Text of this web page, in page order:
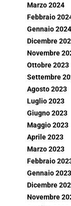
Marzo 2024
Febbraio
Gennaio 2024
Dicembre
Novembre
Ottobre 2023
Settembre
Agosto 2023
Luglio 2023
Giugno 2023
Maggio 2023
Aprile 2023
Marzo 2023
Febbraio
Gennaio 2023
Dicembre
Novembre